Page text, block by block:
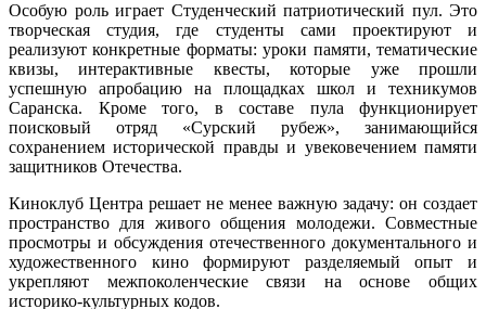
Особую роль играет Студенческий патриотический пул. Это
творческая студия, где студенты сами проектируют и
реализуют конкретные форматы: уроки памяти, тематические
квизы, интерактивные квесты, которые уже прошли
успешную апробацию на площадках школ и техникумов
Саранска. Кроме того, в составе пула функционирует
поисковый отряд «Сурский рубеж», занимающийся
сохранением исторической правды и увековечением памяти
защитников Отечества.
Киноклуб Центра решает не менее важную задачу: он создает
пространство для живого общения молодежи. Совместные
просмотры и обсуждения отечественного документального и
художественного кино формируют разделяемый опыт и
укрепляют межпоколенческие связи на основе общих
историко-культурных кодов.